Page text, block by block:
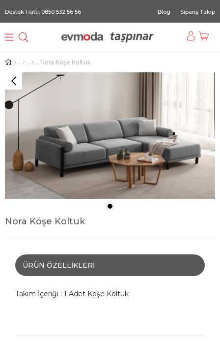
Destek Hattı: 0850 532 56 56 Blog Sipariş Takip
Nora Köşe Koltuk
Nora Köşe Koltuk
ÜRÜN ÖZELLIKLERI
Takım İçeriği : 1 Adet Köşe Koltuk